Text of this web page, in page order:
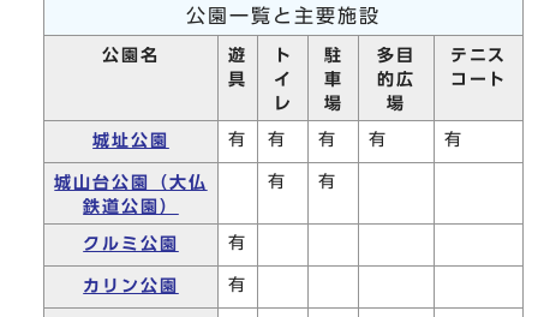
公園一覧と主要施設
公園名
遊
具
ト
イ
レ
駐
車
場
多目
的広
場
テニス
コート
城址公園 有 有 有 有 有
城山台公園（大仏
鉄道公園）
有 有
クルミ公園 有
カリン公園 有